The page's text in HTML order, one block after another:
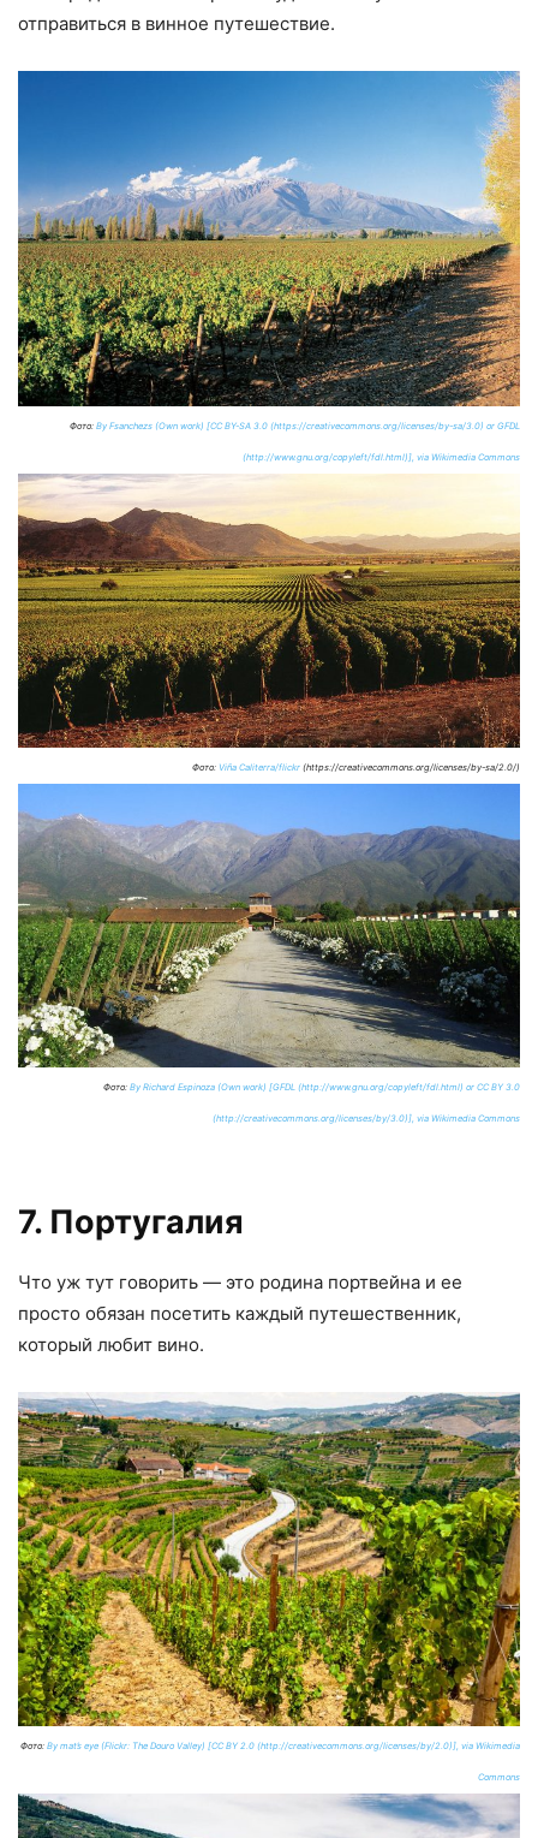
отправиться в винное путешествие.
Фото: By Fsanchezs (Own work) [CC BY-SA 3.0 (https://creativecommons.org/licenses/by-sa/3.0) or GFDL
(http://www.gnu.org/copyleft/fdl.html)], via Wikimedia Commons
Фото: Viña Caliterra/flickr (https://creativecommons.org/licenses/by-sa/2.0/)
Фото: By Richard Espinoza (Own work) [GFDL (http://www.gnu.org/copyleft/fdl.html) or CC BY 3.0
(http://creativecommons.org/licenses/by/3.0)], via Wikimedia Commons
7. Португалия
Что уж тут говорить — это родина портвейна и ее
просто обязан посетить каждый путешественник,
который любит вино.
Фото: By mat’s eye (Flickr: The Douro Valley) [CC BY 2.0 (http://creativecommons.org/licenses/by/2.0)], via Wikimedia
Commons